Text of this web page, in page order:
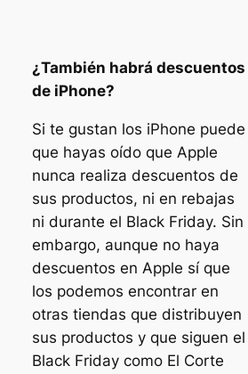
¿También habrá descuentos
de iPhone?
Si te gustan los iPhone puede
que hayas oído que Apple
nunca realiza descuentos de
sus productos, ni en rebajas
ni durante el Black Friday. Sin
embargo, aunque no haya
descuentos en Apple sí que
los podemos encontrar en
otras tiendas que distribuyen
sus productos y que siguen el
Black Friday como El Corte